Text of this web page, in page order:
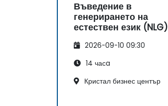
Въведение в
генерирането на
естествен език (NLG)
2026-09-10 09:30
14 часa
Кристал бизнес център